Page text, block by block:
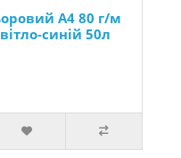
А4 80 г/м
синій 50л